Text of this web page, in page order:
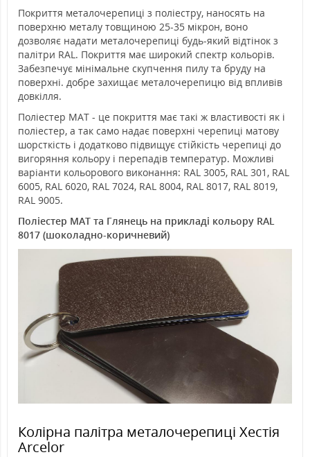
Покриття металочерепиці з поліестру, наносять на
поверхню металу товщиною 25-35 мікрон, воно
дозволяє надати металочерепиці будь-який відтінок з
палітри RAL. Покриття має широкий спектр кольорів.
Забезпечує мінімальне скупчення пилу та бруду на
поверхні. добре захищає металочерепицю від впливів
довкілля.
Поліестер MAT - це покриття має такі ж властивості як і
поліестер, а так само надає поверхні черепиці матову
шорсткість і додатково підвищує стійкість черепиці до
вигоряння кольору і перепадів температур. Можливі
варіанти кольорового виконання: RAL 3005, RAL 301, RAL
6005, RAL 6020, RAL 7024, RAL 8004, RAL 8017, RAL 8019,
RAL 9005.
Поліестер MAT та Глянець на прикладі кольору RAL
8017 (шоколадно-коричневий)
Колірна палітра металочерепиці Хестія
Arcelor